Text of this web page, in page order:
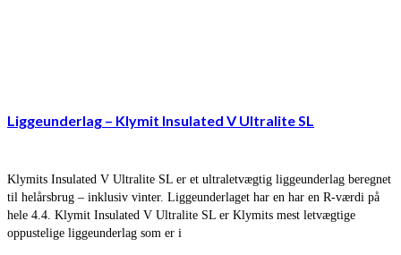
Liggeunderlag – Klymit Insulated V Ultralite SL
Klymits Insulated V Ultralite SL er et ultraletvægtig liggeunderlag beregnet
til helårsbrug – inklusiv vinter. Liggeunderlaget har en har en R-værdi på
hele 4.4. Klymit Insulated V Ultralite SL er Klymits mest letvægtige
oppustelige liggeunderlag som er i